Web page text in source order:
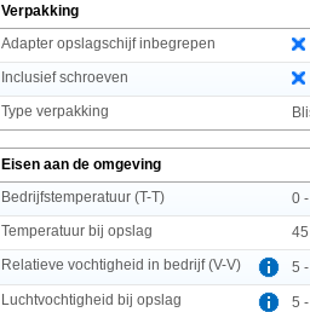
Verpakking
Adapter opslagschijf inbegrepen
Inclusief schroeven
Type verpakking
Eisen aan de omgeving
Bedrijfstemperatuur (T-T)
0
Temperatuur bij opslag
Relatieve vochtigheid in bedrijf (V-V)
5
Luchtvochtigheid bij opslag
5